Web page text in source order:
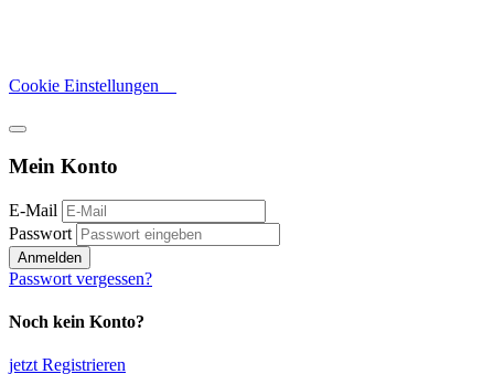
Cookie Einstellungen
Mein Konto
E-Mail
Passwort
Anmelden
Passwort vergessen?
Noch kein Konto?
jetzt Registrieren